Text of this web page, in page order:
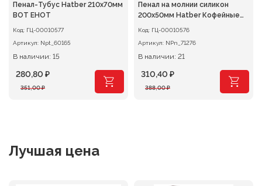
Пенал-Тубус Hatber 210х70мм
ВОТ ЕНОТ
Код: ГЦ-00010577
Артикул: Npt_60165
В наличии: 15
351,00₽
Первоначальная
280,80 ₽
Текущая
Пенал на молнии силикон
200х50мм Hatber Кофейные
Код: ГЦ-00010576
Артикул: NPn_71276
В наличии: 21
388,00₽
Первоначальная
310,40 ₽
Текущая
Лучшая цена